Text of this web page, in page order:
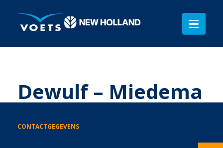
Dewulf – Miedema
CONTACTGEGEVENS